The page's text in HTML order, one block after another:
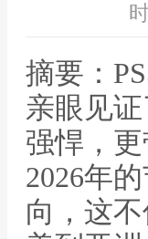
摘要：
亲眼见
强悍，
2026年
向，这